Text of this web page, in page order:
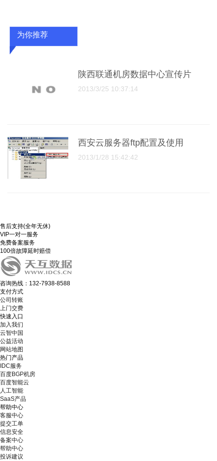
为你推荐
陕西联通机房数据中心宣传片
2013/3/25 10:37:14
西安云服务器ftp配置及使用
2013/1/28 15:42:42
售后支持(全年无休)
VIP一对一服务
免费备案服务
100倍故障延时赔偿
咨询热线：132-7938-8588
支付方式
公司转账
上门交费
快速入口
加入我们
云智中国
公益活动
网站地图
热门产品
IDC服务
百度BGP机房
百度智能云
人工智能
SaaS产品
帮助中心
客服中心
提交工单
信息安全
备案中心
帮助中心
投诉建议